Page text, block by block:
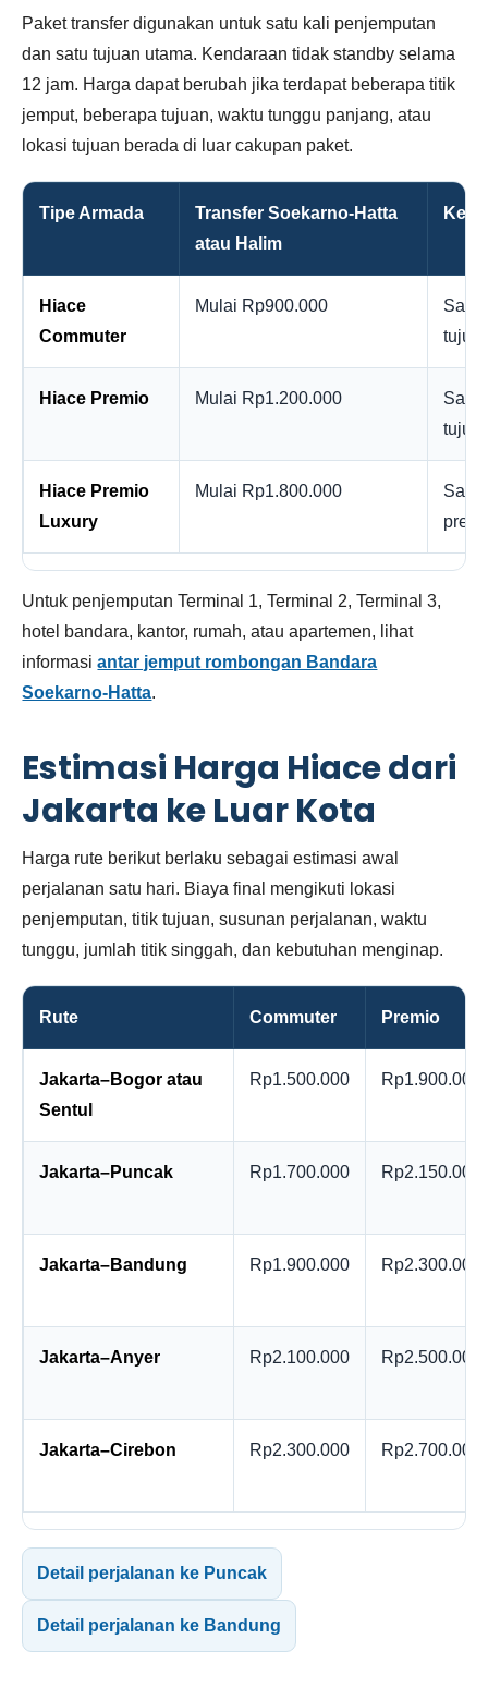
Paket transfer digunakan untuk satu kali penjemputan
dan satu tujuan utama. Kendaraan tidak standby selama
12 jam. Harga dapat berubah jika terdapat beberapa titik
jemput, beberapa tujuan, waktu tunggu panjang, atau
lokasi tujuan berada di luar cakupan paket.
Tipe Armada
Transfer Soekarno-Hatta
atau Halim
Hiace
Commuter
Mulai Rp900.000
Satu
Hiace Premio Mulai Rp1.200.000
Satu
Hiace Premio
Luxury
Mulai Rp1.800.000
Satu
Untuk penjemputan Terminal 1, Terminal 2, Terminal 3,
hotel bandara, kantor, rumah, atau apartemen, lihat
informasiantar jemput rombongan Bandara
Soekarno-Hatta.
Estimasi Harga Hiace dari
Jakarta ke Luar Kota
Harga rute berikut berlaku sebagai estimasi awal
perjalanan satu hari. Biaya final mengikuti lokasi
penjemputan, titik tujuan, susunan perjalanan, waktu
tunggu, jumlah titik singgah, dan kebutuhan menginap.
Rute Commuter Premio
Jakarta–Bogor atau
Sentul
Rp1.500.000 Rp1.900.000
Jakarta–Puncak Rp1.700.000 Rp2.150.000
Jakarta–Bandung Rp1.900.000 Rp2.300.000
Jakarta–Anyer Rp2.100.000 Rp2.500.000
Jakarta–Cirebon Rp2.300.000 Rp2.700.000
Detail perjalanan ke Puncak
Detail perjalanan ke Bandung